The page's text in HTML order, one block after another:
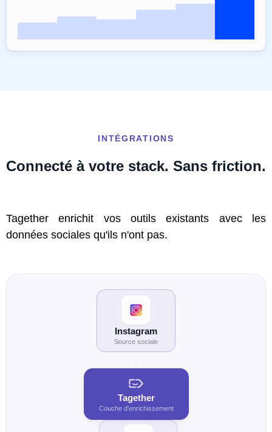
INTÉGRATIONS
Connecté à votre stack. Sans friction.
Tagether enrichit vos outils existants avec les
données sociales qu'ils n'ont pas.
Instagram
Source sociale
Tagether
Couche d'enrichissement